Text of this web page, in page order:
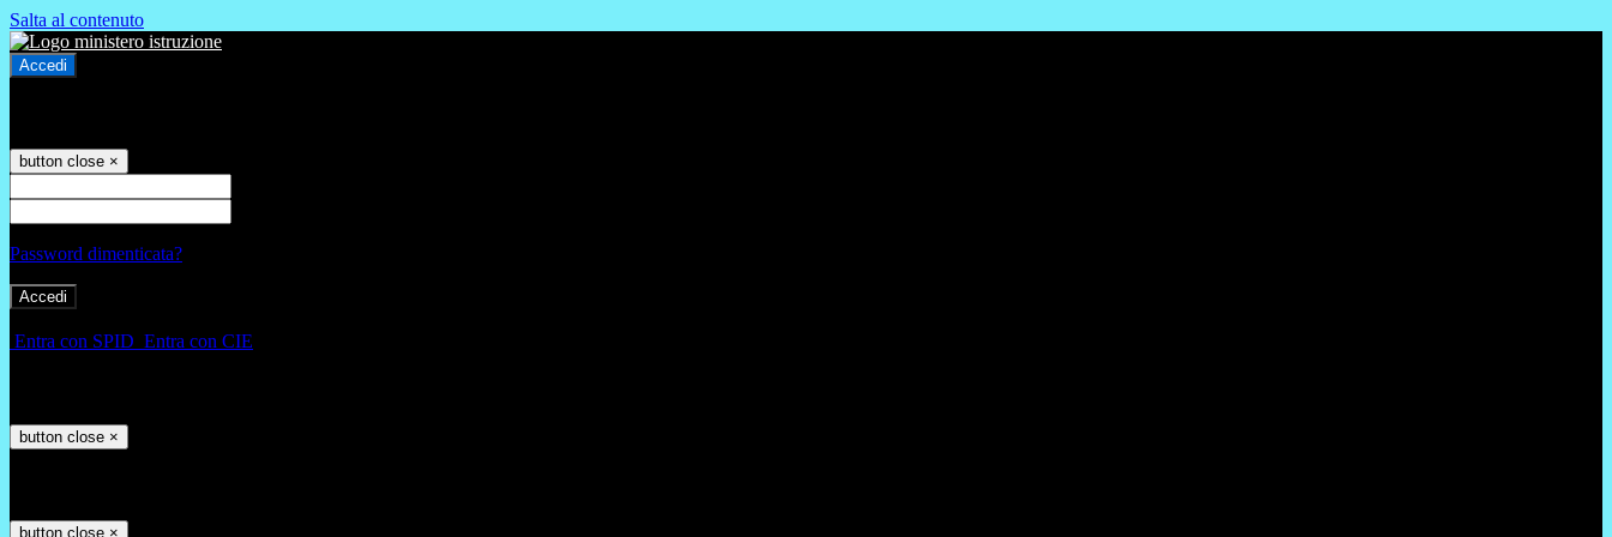
Salta al contenuto
Accedi
button close ×
Password dimenticata?
Entra con SPID Entra con CIE
button close ×
button close ×